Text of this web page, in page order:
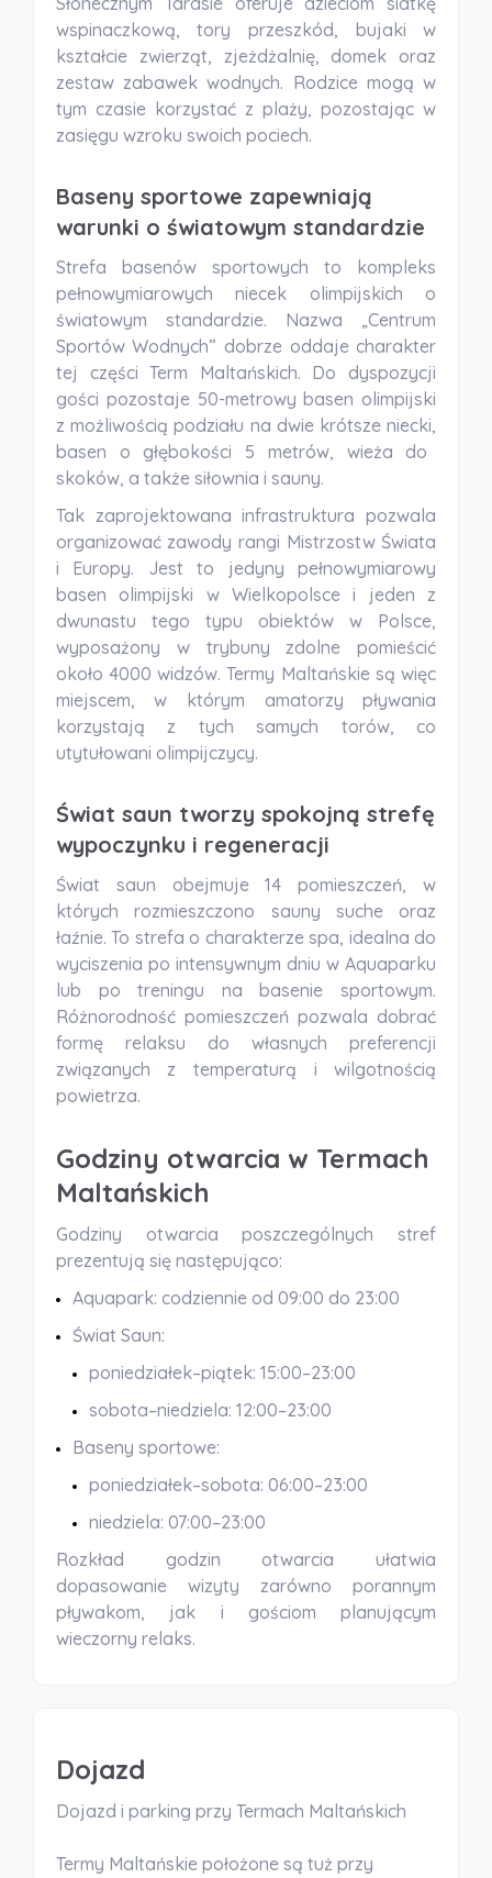
wspinaczkową, tory przeszkód, bujaki w
kształcie zwierząt, zjeżdżalnię, domek oraz
zestaw zabawek wodnych. Rodzice mogą w
tym czasie korzystać z plaży, pozostając w
zasięgu wzroku swoich pociech.
Baseny sportowe zapewniają
warunki o światowym standardzie
Strefa basenów sportowych to kompleks
pełnowymiarowych niecek olimpijskich o
światowym standardzie. Nazwa „Centrum
Sportów Wodnych” dobrze oddaje charakter
tej części Term Maltańskich. Do dyspozycji
gości pozostaje50-metrowy basen olimpijski
z możliwością podziału na dwie krótsze niecki,
basen o głębokości 5 metrów, wieża do
skoków, a także siłownia i sauny.
Tak zaprojektowana infrastruktura pozwala
organizować zawody rangi Mistrzostw Świata
i Europy. Jest to jedyny pełnowymiarowy
basen olimpijski w Wielkopolsce i jeden z
dwunastu tego typu obiektów w Polsce,
wyposażony w trybuny zdolne pomieścić
około 4000 widzów. Termy Maltańskie są więc
miejscem, w którym amatorzy pływania
korzystają z tych samych torów, co
utytułowani olimpijczycy.
Świat saun tworzy spokojną strefę
wypoczynku i regeneracji
Świat saun obejmuje 14 pomieszczeń, w
których rozmieszczono sauny sucheoraz
łaźnie. To strefa o charakterze spa, idealna do
wyciszenia po intensywnym dniu w Aquaparku
lub po treningu na basenie sportowym.
Różnorodność pomieszczeń pozwala dobrać
formę relaksu do własnych preferencji
związanych z temperaturą i wilgotnością
powietrza.
Godziny otwarcia w Termach
Maltańskich
Godziny otwarcia poszczególnych stref
prezentują się następująco:
Aquapark: codziennie od 09:00 do 23:00
Świat Saun:
poniedziałek–piątek: 15:00–23:00
sobota–niedziela: 12:00–23:00
Baseny sportowe:
poniedziałek–sobota: 06:00–23:00
niedziela: 07:00–23:00
Rozkład godzin otwarcia ułatwia
dopasowanie wizyty zarówno porannym
pływakom, jak i gościom planującym
wieczorny relaks.
Dojazd
Dojazd i parking przy Termach Maltańskich
Termy Maltańskie położone są tuż przy